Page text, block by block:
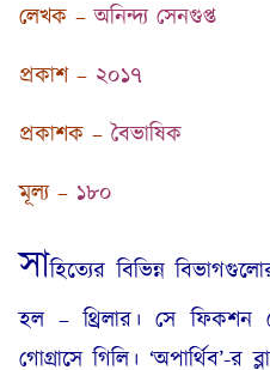
লেখক – অনিন্দ্য সেনগুপ্ত
প্রকাশ – ২০১৭
প্রকাশক – বৈভাষিক
মূল্য – ১৮০
সাহিত্যের বিভিন্ন
হল – থ্রিলার। সে
গোগ্রাসে গিলি। ‘অপার্থিব’-র